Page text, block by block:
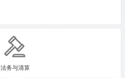
法务与清算